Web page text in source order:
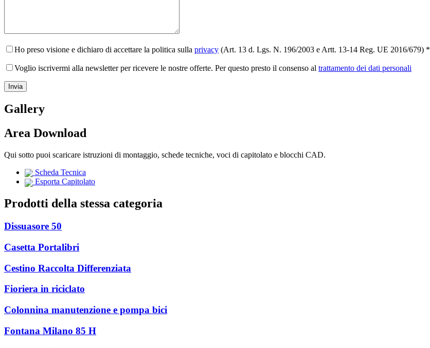
Ho preso visione e dichiaro di accettare la politica sulla privacy (Art. 13 d. Lgs. N. 196/2003 e Artt. 13-14 Reg. UE 2016/679) *
Voglio iscrivermi alla newsletter per ricevere le nostre offerte. Per questo presto il consenso al trattamento dei dati personali
Gallery
Area Download
Qui sotto puoi scaricare istruzioni di montaggio, schede tecniche, voci di capitolato e blocchi CAD.
Scheda Tecnica
Esporta Capitolato
Prodotti della stessa categoria
Dissuasore 50
Casetta Portalibri
Cestino Raccolta Differenziata
Fioriera in riciclato
Colonnina manutenzione e pompa bici
Fontana Milano 85 H